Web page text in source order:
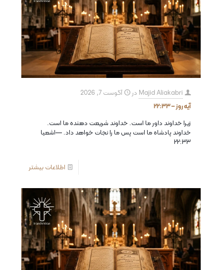
Majid Aliakabri در
آگوست 7, 2026
آیه روز – ۲۲:۳۳
زیرا خداوند داور ما است. خداوند شریعت دهنده ما است.
خداوند پادشاه ما است پس ما را نجات خواهد داد. —اشعیا
۲۲:۳۳
اطلاعات بیشتر